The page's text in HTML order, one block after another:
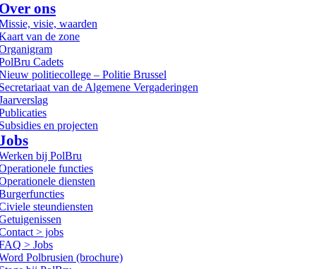
ons
visie, waarden
van de zone
Cadets
politiecollege – Politie Brussel
van de Algemene Vergaderingen
en projecten
bij PolBru
functies
diensten
steundiensten
> jobs
> Jobs
Polbrusien (brochure)